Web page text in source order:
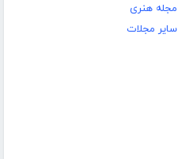
مجله هنری
سایر مجلات